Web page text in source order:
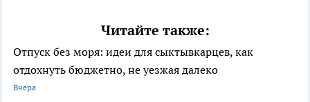
Читайте также:
Отпуск без моря: идеи для сыктывкарцев, как
отдохнуть бюджетно, не уезжая далеко
Вчера